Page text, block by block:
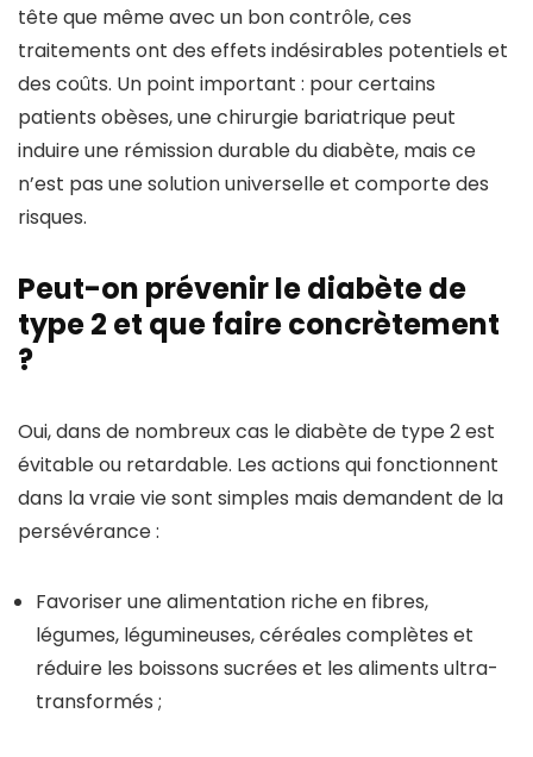
tête que même avec un bon contrôle, ces
traitements ont des effets indésirables potentiels et
des coûts. Un point important : pour certains
patients obèses, une chirurgie bariatrique peut
induire une rémission durable du diabète, mais ce
n’est pas une solution universelle et comporte des
risques.
Peut-on prévenir le diabète de
type 2 et que faire concrètement
?
Oui, dans de nombreux cas le diabète de type 2 est
évitable ou retardable. Les actions qui fonctionnent
dans la vraie vie sont simples mais demandent de la
persévérance :
Favoriser une alimentation riche en fibres,
légumes, légumineuses, céréales complètes et
réduire les boissons sucrées et les aliments ultra-
transformés ;